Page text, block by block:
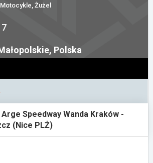
Żużel
Polska
Speedway Wanda Kraków -
(Nice PLŻ)